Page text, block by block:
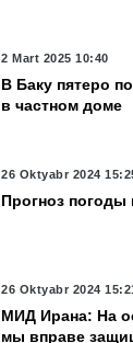
2 Mart 2025 10:40
В Баку пятеро
в частном доме
26 Oktyabr 2024
Прогноз погоды
26 Oktyabr 2024 15:21
МИД Ирана: На
мы вправе